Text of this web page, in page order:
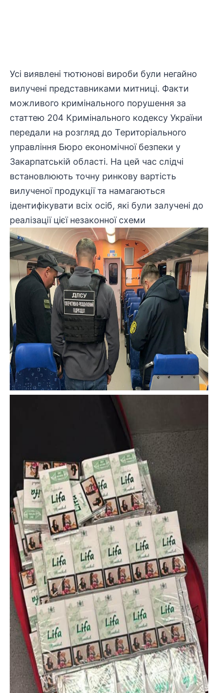
Усі виявлені тютюнові вироби були негайно
вилучені представниками митниці. Факти
можливого кримінального порушення за
статтею 204 Кримінального кодексу України
передали на розгляд до Територіального
управління Бюро економічної безпеки у
Закарпатській області. На цей час слідчі
встановлюють точну ринкову вартість
вилученої продукції та намагаються
ідентифікувати всіх осіб, які були залучені до
реалізації цієї незаконної схеми